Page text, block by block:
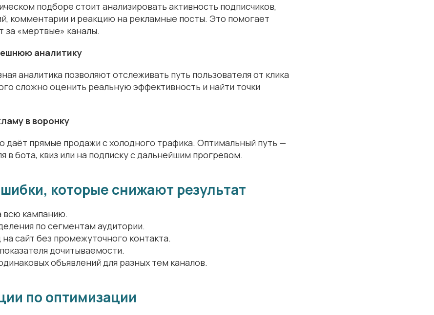
подборе стоит анализировать активность подписчиков,
комментарии и реакцию на рекламные посты. Это помогает
за «мертвые» каналы.
аналитику
аналитика позволяют отслеживать путь пользователя от клика
сложно оценить реальную эффективность и найти точки
в воронку
даёт прямые продажи с холодного трафика. Оптимальный путь —
в бота, квиз или на подписку с дальнейшим прогревом.
которые снижают результат
всю кампанию.
по сегментам аудитории.
сайт без промежуточного контакта.
дочитываемости.
объявлений для разных тем каналов.
по оптимизации